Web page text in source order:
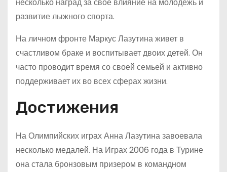
развитие лыжного спорта.
На личном фронте Маркус Лазутина живет в
счастливом браке и воспитывает двоих детей. Он
часто проводит время со своей семьей и активно
поддерживает их во всех сферах жизни.
Достижения
На Олимпийских играх Анна Лазутина завоевала
несколько медалей. На Играх 2006 года в Турине
она стала бронзовым призером в командном